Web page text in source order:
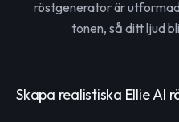
röstgenerator är
tonen, så ditt ljud
Skapa realistiska Ellie AI